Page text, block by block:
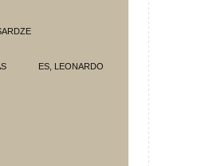
ES, LEONARDO